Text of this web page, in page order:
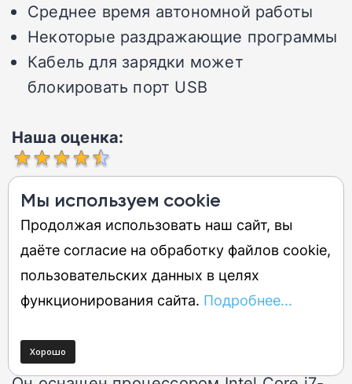
Среднее время автономной работы
Некоторые раздражающие программы
Кабель для зарядки может
блокировать порт USB
Наша оценка:
MSI GF63 Thin (2022) по-прежнему
является одним из лучших бюджетных
игровых ноутбуков, которые вы можете
приобрести. Он тонкий, легкий, по
невероятно доступной цене и с
Мы используем cookie
Продолжая использовать наш сайт, вы
даёте согласие на обработку файлов cookie,
пользовательских данных в целях
функционирования сайта. Подробнее...